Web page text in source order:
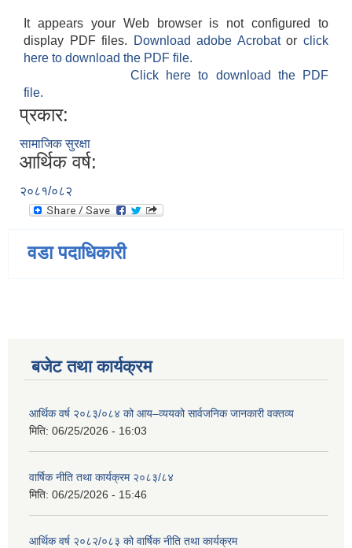
It appears your Web browser is not configured to
display PDF files.
Download adobe Acrobatorclick
here to download the PDF file.
Click here to download the PDF
file.
प्रकार:
सामाजिक सुरक्षा
आर्थिक वर्ष:
२०८१/०८२
वडा पदाधिकारी
बजेट तथा कार्यक्रम
आर्थिक वर्ष २०८३/०८४ को आय–व्ययको सार्वजनिक जानकारी वक्तव्य
मिति: 06/25/2026 - 16:03
वार्षिक नीति तथा कार्यक्रम २०८३/८४
मिति: 06/25/2026 - 15:46
आर्थिक वर्ष २०८२/०८३ को वार्षिक नीति तथा कार्यक्रम